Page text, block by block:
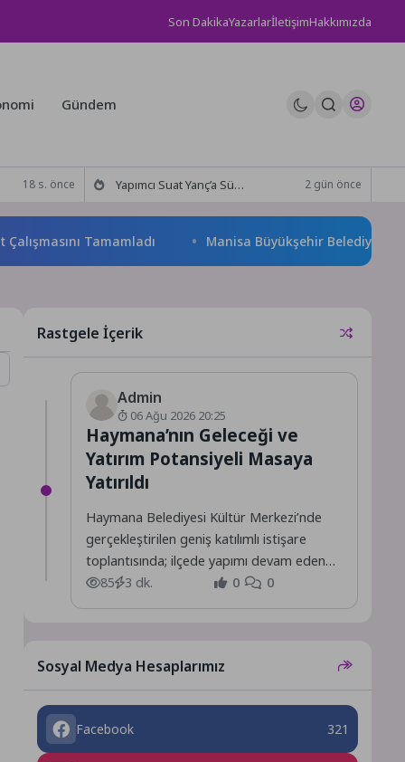
Son DakikaYazarlarİletişimHakkımızda
Gündem
18 s. önce Yapımcı Suat Yanç’a Sürpriz Doğum Günü Kutlaması! 2 gün önce
Tamamladı Manisa Büyükşehir Belediyesi
Rastgele İçerik
Admin
06 Ağu 2026 20:25
Haymana’nın Geleceği ve
Yatırım Potansiyeli Masaya
Yatırıldı
Haymana Belediyesi Kültür Merkezi’nde
gerçekleştirilen geniş katılımlı istişare
toplantısında; ilçede yapımı devam eden
projeler ile hayata geçirilmesi planlanan
yeni yatırımlar,...
85 3 dk. 0 0
Sosyal Medya Hesaplarımız
Facebook 321